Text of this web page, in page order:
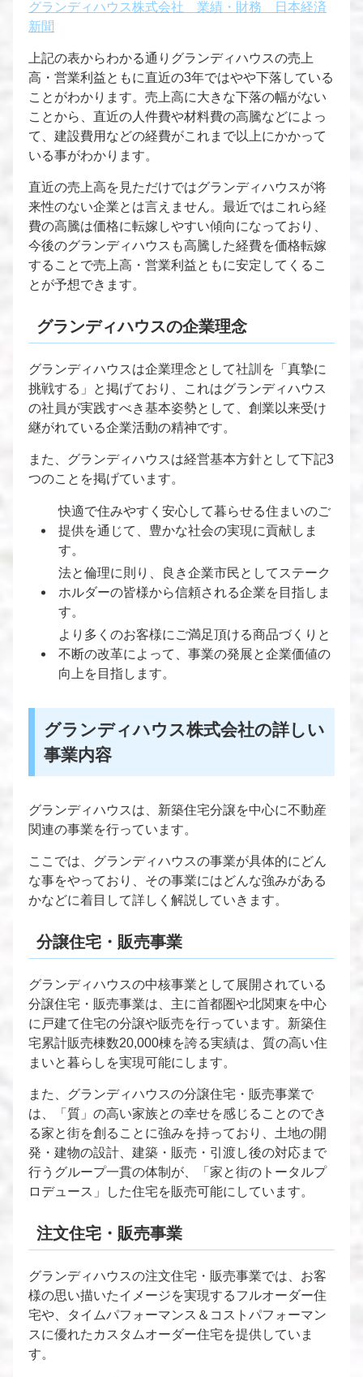
グランディハウス株式会社 業績・財務 日本経済
新聞
上記の表からわかる通りグランディハウスの売上
高・営業利益ともに直近の3年ではやや下落している
ことがわかります。売上高に大きな下落の幅がない
ことから、直近の人件費や材料費の高騰などによっ
て、建設費用などの経費がこれまで以上にかかって
いる事がわかります。
直近の売上高を見ただけではグランディハウスが将
来性のない企業とは言えません。最近ではこれら経
費の高騰は価格に転嫁しやすい傾向になっており、
今後のグランディハウスも高騰した経費を価格転嫁
することで売上高・営業利益ともに安定してくるこ
とが予想できます。
グランディハウスの企業理念
グランディハウスは企業理念として社訓を「真摯に
挑戦する」と掲げており、これはグランディハウス
の社員が実践すべき基本姿勢として、創業以来受け
継がれている企業活動の精神です。
また、グランディハウスは経営基本方針として下記3
つのことを掲げています。
快適で住みやすく安心して暮らせる住まいのご
提供を通じて、豊かな社会の実現に貢献しま
す。
法と倫理に則り、良き企業市民としてステーク
ホルダーの皆様から信頼される企業を目指しま
す。
より多くのお客様にご満足頂ける商品づくりと
不断の改革によって、事業の発展と企業価値の
向上を目指します。
グランディハウス株式会社の詳しい
事業内容
グランディハウスは、新築住宅分譲を中心に不動産
関連の事業を行っています。
ここでは、グランディハウスの事業が具体的にどん
な事をやっており、その事業にはどんな強みがある
かなどに着目して詳しく解説していきます。
分譲住宅・販売事業
グランディハウスの中核事業として展開されている
分譲住宅・販売事業は、主に首都圏や北関東を中心
に戸建て住宅の分譲や販売を行っています。新築住
宅累計販売棟数20,000棟を誇る実績は、質の高い住
まいと暮らしを実現可能にします。
また、グランディハウスの分譲住宅・販売事業で
は、「質」の高い家族との幸せを感じることのでき
る家と街を創ることに強みを持っており、土地の開
発・建物の設計、建築・販売・引渡し後の対応まで
行うグループ一貫の体制が、「家と街のトータルプ
ロデュース」した住宅を販売可能にしています。
注文住宅・販売事業
グランディハウスの注文住宅・販売事業では、お客
様の思い描いたイメージを実現するフルオーダー住
宅や、タイムパフォーマンス＆コストパフォーマン
スに優れたカスタムオーダー住宅を提供していま
す。